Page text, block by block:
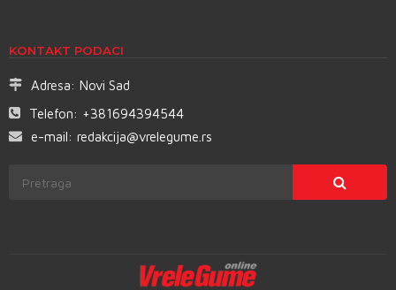
KONTAKT PODACI
Adresa: Novi Sad
Telefon: +381694394544
e-mail: redakcija@vrelegume.rs